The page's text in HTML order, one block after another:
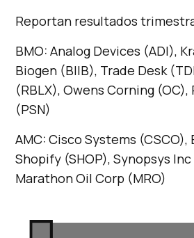
Reportan resultados
BMO: Analog Devices (ADI),
Biogen (BIIB), Trade Desk
(RBLX), Owens Corning (OC),
(PSN)
AMC: Cisco Systems (CSCO),
Shopify (SHOP), Synopsys Inc
Marathon Oil Corp (MRO)